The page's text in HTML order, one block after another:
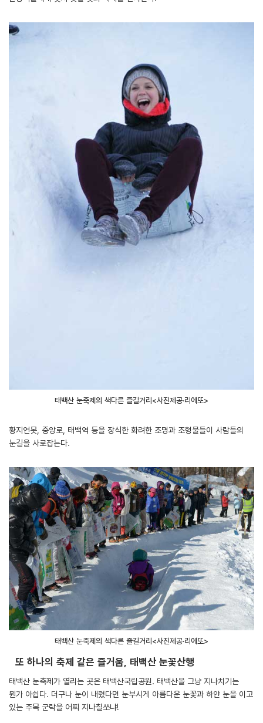
태백산 눈축제의 색다른 즐길거리<사진제공·리에또>
황지연못, 중앙로, 태백역 등을 장식한 화려한 조명과 조형물들이 사람들의
눈길을 사로잡는다.
태백산 눈축제의 색다른 즐길거리<사진제공·리에또>
또 하나의 축제 같은 즐거움, 태백산 눈꽃산행
태백산 눈축제가 열리는 곳은 태백산국립공원. 태백산을 그냥 지나치기는
뭔가 아쉽다. 더구나 눈이 내렸다면 눈부시게 아름다운 눈꽃과 하얀 눈을 이고
있는 주목 군락을 어찌 지나칠쏘냐!